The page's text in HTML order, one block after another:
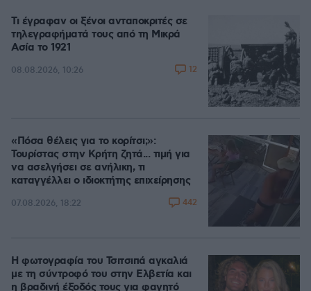
Τι έγραφαν οι ξένοι ανταποκριτές σε
τηλεγραφήματά τους από τη Μικρά
Ασία το 1921
08.08.2026, 10:26 12
«Πόσα θέλεις για το κορίτσι;»:
Τουρίστας στην Κρήτη ζητά... τιμή για
να ασελγήσει σε ανήλικη, τι
καταγγέλλει ο ιδιοκτήτης επιχείρησης
07.08.2026, 18:22 442
Η φωτογραφία του Τσιτσιπά αγκαλιά
με τη σύντροφό του στην Ελβετία και
η βραδινή έξοδός τους για φαγητό